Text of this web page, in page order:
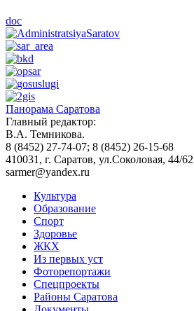
doc
Панорама Саратова
Главный редактор:
В.А. Темникова.
8 (8452) 27-74-07; 8 (8452) 26-15-68
410031, г. Саратов, ул.Соколовая, 44/62
sarmer@yandex.ru
Культура
Образование
Спорт
Здоровье
ЖКХ
Из пеpвых уст
Фоторепортажи
Спецпроекты
Районы Саратова